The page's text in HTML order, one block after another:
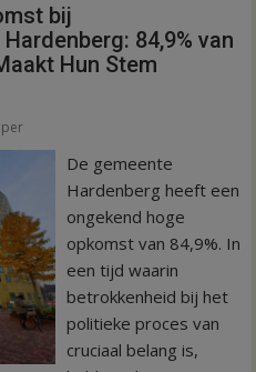
bij
84,9% van
Hun Stem
De gemeente
Hardenberg heeft een
ongekend hoge
opkomst van 84,9%. In
een tijd waarin
betrokkenheid bij het
politieke proces van
cruciaal belang is,